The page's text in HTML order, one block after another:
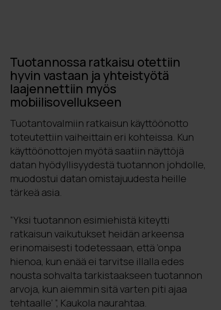
Tuotannossa ratkaisu otettiin
hyvin vastaan ja yhteistyötä
laajennettiin myös
mobiilisovellukseen
Tuotantovalmiin ratkaisun käyttöönotto
toteutettiin vaiheittain eri kohteissa. Kun
käyttöönottojen myötä saatiin näyttöjä
datan hyödyllisyydestä tuotannon johdolle,
muodostui datan omistajuudesta heille
tärkeä asia.
”Yksi tuotannon esimiehistä kiteytti
ratkaisun vaikutukset heidän arkeensa
erinomaisesti todetessaan, että ’onpa
hienoa, kun enää ei tarvitse illalla edes
nousta sohvalta tarkistaakseen tuotannon
arvoja, kun aiemmin sitä varten piti ajaa
tehtaalle’ ”, Kaukola naurahtaa.